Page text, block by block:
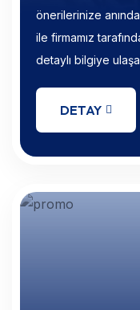
önerilerinize
ile firmamız
detaylı bilgiye
DETAY